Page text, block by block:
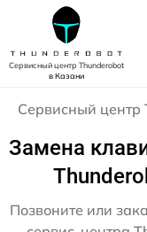
Сервисный центр Thunderobot
в Казани
Сервисный центр
Замена
Позвоните или